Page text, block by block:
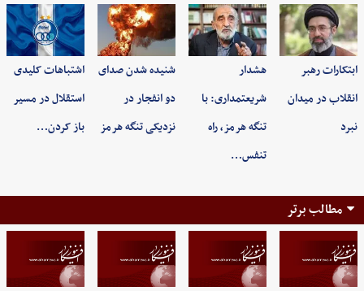
ابتکارات رهبر
انقلاب در میدان
نبرد
هشدار
شریعتمداری: با
تنگه هرمز، راه
تنفس…
شنیده شدن صدای
دو انفجار در
نزدیکی تنگه هرمز
اشتباهات کلیدی
استقلال در مسیر
باز کردن…
مطالب برتر